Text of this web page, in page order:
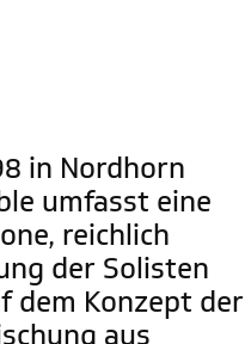
in Nordhorn
umfasst eine
reichlich
der Solisten
dem Konzept der
aus